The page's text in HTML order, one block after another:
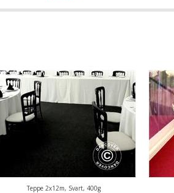
Teppe 2x12m, Svart, 400g